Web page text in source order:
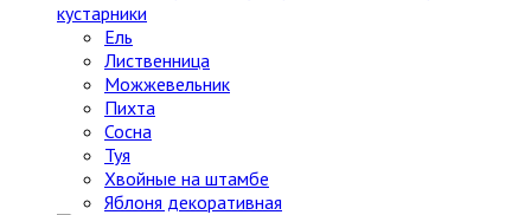
кустарники
Ель
Лиственница
Можжевельник
Пихта
Сосна
Туя
Хвойные на штамбе
Яблоня декоративная